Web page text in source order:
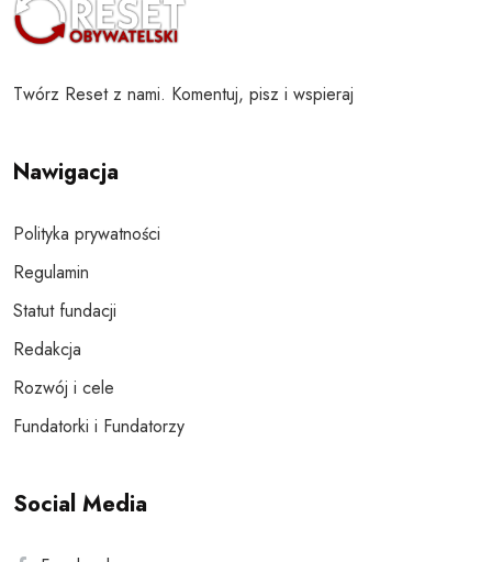
Twórz Reset z nami. Komentuj, pisz i wspieraj
Nawigacja
Polityka prywatności
Regulamin
Statut fundacji
Redakcja
Rozwój i cele
Fundatorki i Fundatorzy
Social Media